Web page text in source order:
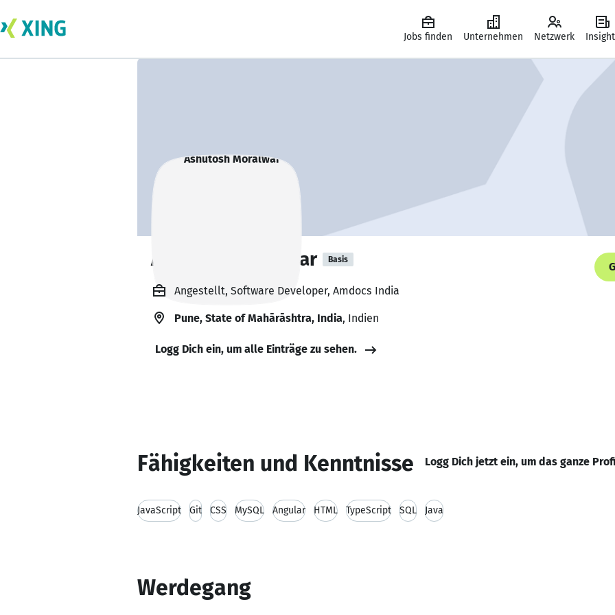
Jobs finden Unternehmen Netzwerk
Ashutosh Moralwar Basis
Angestellt, Software Developer, Amdocs India
Pune, State of Mahārāshtra, India, Indien
Logg Dich ein, um alle Einträge zu sehen.
Fähigkeiten und Kenntnisse Logg Dich jetzt ein, um das ganze
JavaScript Git CSS MySQL Angular HTML TypeScript SQL Java
Werdegang